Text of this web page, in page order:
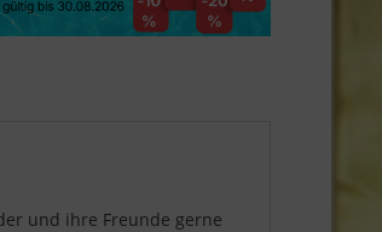
und ihre Freunde gerne